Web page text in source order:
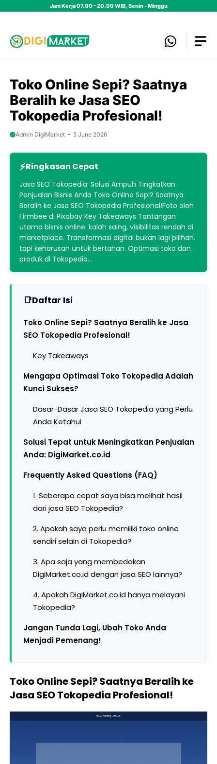
Jam Kerja 07.00 - 20.00 WIB, Senin - Minggu
Toko Online Sepi? Saatnya
Beralih ke Jasa SEO
Tokopedia Profesional!
Admin DigiMarket 5 June 2026
Ringkasan Cepat
Jasa SEO Tokopedia: Solusi Ampuh Tingkatkan
Penjualan Bisnis Anda Toko Online Sepi? Saatnya
Beralih ke Jasa SEO Tokopedia Profesional!Foto oleh
Firmbee di Pixabay Key Takeaways Tantangan
utama bisnis online: kalah saing, visibilitas rendah di
marketplace. Transformasi digital bukan lagi pilihan,
tapi keharusan untuk bertahan. Optimasi toko dan
produk di Tokopedia…
Daftar Isi
Toko Online Sepi? Saatnya Beralih ke Jasa
SEO Tokopedia Profesional!
Key Takeaways
Mengapa Optimasi Toko Tokopedia Adalah
Kunci Sukses?
Dasar-Dasar Jasa SEO Tokopedia yang Perlu
Anda Ketahui
Solusi Tepat untuk Meningkatkan Penjualan
Anda: DigiMarket.co.id
Frequently Asked Questions (FAQ)
1. Seberapa cepat saya bisa melihat hasil
dari jasa SEO Tokopedia?
2. Apakah saya perlu memiliki toko online
sendiri selain di Tokopedia?
3. Apa saja yang membedakan
DigiMarket.co.id dengan jasa SEO lainnya?
4. Apakah DigiMarket.co.id hanya melayani
Tokopedia?
Jangan Tunda Lagi, Ubah Toko Anda
Menjadi Pemenang!
Toko Online Sepi? Saatnya Beralih ke
Jasa SEO Tokopedia Profesional!